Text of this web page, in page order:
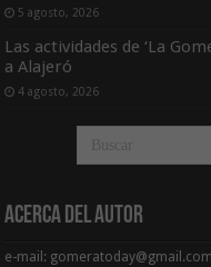
5 agosto, 2026
Las actividades de ‘La
a Alajeró
4 agosto, 2026
Acerca del Autor
e-mail: